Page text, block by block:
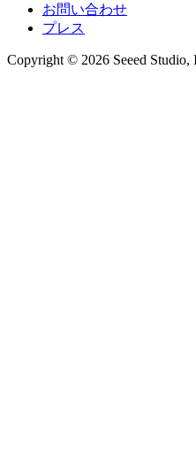
お問い合わせ
プレス
Copyright © 2026 Seeed